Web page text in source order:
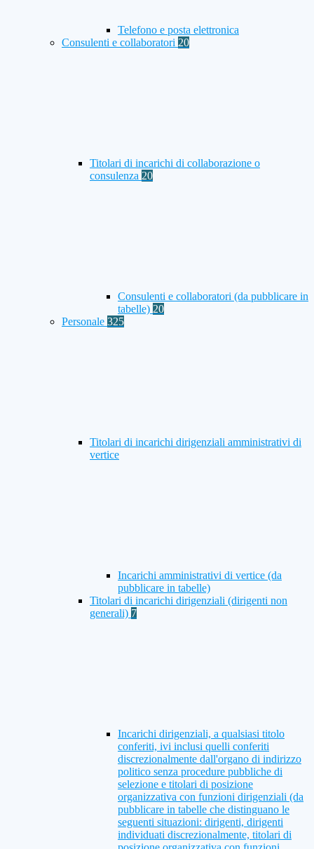
Telefono e posta elettronica
Consulenti e collaboratori 20
Titolari di incarichi di collaborazione o
consulenza 20
Consulenti e collaboratori (da pubblicare in
tabelle) 20
Personale 325
Titolari di incarichi dirigenziali amministrativi di
vertice
Incarichi amministrativi di vertice (da
pubblicare in tabelle)
Titolari di incarichi dirigenziali (dirigenti non
generali) 7
Incarichi dirigenziali, a qualsiasi titolo
conferiti, ivi inclusi quelli conferiti
discrezionalmente dall'organo di indirizzo
politico senza procedure pubbliche di
selezione e titolari di posizione
organizzativa con funzioni dirigenziali (da
pubblicare in tabelle che distinguano le
seguenti situazioni: dirigenti, dirigenti
individuati discrezionalmente, titolari di